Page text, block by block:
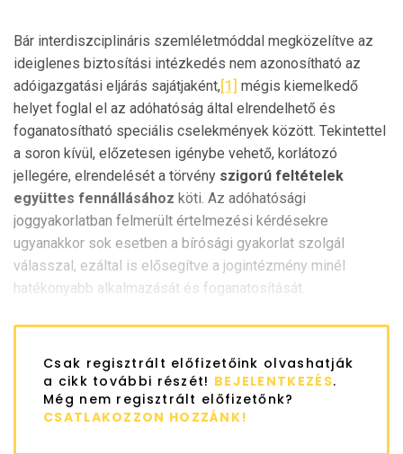
Bár interdiszciplináris szemléletmóddal megközelítve az
ideiglenes biztosítási intézkedés nem azonosítható az
adóigazgatási eljárás sajátjaként, [1] mégis kiemelkedő
helyet foglal el az adóhatóság által elrendelhető és
foganatosítható speciális cselekmények között. Tekintettel
a soron kívül, előzetesen igénybe vehető, korlátozó
jellegére, elrendelését a törvény szigorú feltételek
együttes fennállásához köti. Az adóhatósági
joggyakorlatban felmerült értelmezési kérdésekre
ugyanakkor sok esetben a bírósági gyakorlat szolgál
válasszal, ezáltal is elősegítve a jogintézmény minél
hatékonyabb alkalmazását és foganatosítását.
Csak regisztrált előfizetőink olvashatják
a cikk további részét! BEJELENTKEZÉS.
Még nem regisztrált előfizetőnk?
CSATLAKOZZON HOZZÁNK!